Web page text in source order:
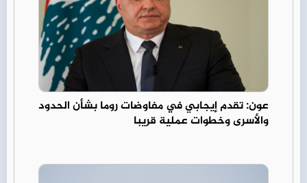
عون: تقدم إيجابي في مفاوضات روما بشأن الحدود
والأسرى وخطوات عملية قريبا